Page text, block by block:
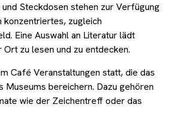
Steckdosen stehen zur Verfügung
konzentriertes, zugleich
Eine Auswahl an Literatur lädt
Ort zu lesen und zu entdecken.
Café Veranstaltungen statt, die das
Museums bereichern. Dazu gehören
wie der Zeichentreff oder das